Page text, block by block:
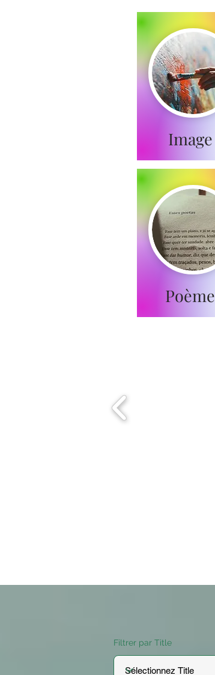
Image
Poème
Filtrer par Title